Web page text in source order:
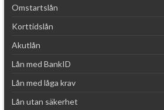
Omstartslån
Korttidslån
Akutlån
Lån med BankID
Lån med låga krav
Lån utan säkerhet